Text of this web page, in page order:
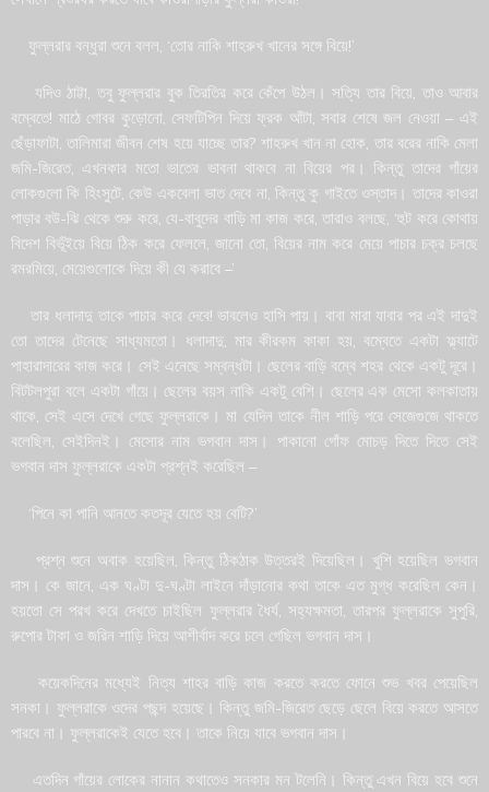
ফুল্লরার বন্ধুরা শুনে বলল, ‘তোর নাকি শাহরুখ খানের সঙ্গে বিয়ে!’
যদিও ঠাট্টা, তবু ফুল্লরার বুক তিরতির করে কেঁপে উঠল। সত্যি তার বিয়ে, তাও আবার
বম্বেতে! মাঠে গোবর কুড়োনো, সেফটিপিন দিয়ে ফ্রক আঁটা, সবার শেষে জল নেওয়া – এই
ছেঁড়াফাটা, তালিমারা জীবন শেষ হয়ে যাচ্ছে তার? শাহরুখ খান না হোক, তার বরের নাকি মেলা
জমি-জিরেত, এখনকার মতো ভাতের ভাবনা থাকবে না বিয়ের পর। কিন্তু তাদের গাঁয়ের
লোকগুলো কি হিংসুটে, কেউ একবেলা ভাত দেবে না, কিন্তু কু গাইতে ওস্তাদ। তাদের কাওরা
পাড়ার বউ-ঝি থেকে শুরু করে, যে-বাবুদের বাড়ি মা কাজ করে, তারাও বলছে, ‘হুট করে কোথায়
বিদেশ বিভূঁইয়ে বিয়ে ঠিক করে ফেললে, জানো তো, বিয়ের নাম করে মেয়ে পাচার চক্র চলছে
রমরমিয়ে, মেয়েগুলোকে দিয়ে কী যে করাবে –’
তার ধলাদাদু তাকে পাচার করে দেবে! ভাবলেও হাসি পায়। বাবা মারা যাবার পর এই দাদুই
তো তাদের টেনেছে সাধ্যমতো। ধলাদাদু, মার কীরকম কাকা হয়, বম্বেতে একটা ফ্ল্যাটে
পাহারাদারের কাজ করে। সেই এনেছে সম্বন্ধটা। ছেলের বাড়ি বম্বে শহর থেকে একটু দূরে।
বিটটলপুরা বলে একটা গাঁয়ে। ছেলের বয়স নাকি একটু বেশি। ছেলের এক মেসো কলকাতায়
থাকে, সেই এসে দেখে গেছে ফুল্লরাকে। মা যেদিন তাকে নীল শাড়ি পরে সেজেগুজে থাকতে
বলেছিল, সেইদিনই। মেসোর নাম ভগবান দাস। পাকানো গোঁফ মোচড় দিতে দিতে সেই
ভগবান দাস ফুল্লরাকে একটা প্রশ্নই করেছিল –
‘পিনে কা পানি আনতে কতদূর যেতে হয় বেটি?’
প্রশ্ন শুনে অবাক হয়েছিল, কিন্তু ঠিকঠাক উত্তরই দিয়েছিল। খুশি হয়েছিল ভগবান
দাস। কে জানে, এক ঘণ্টা দু-ঘণ্টা লাইনে দাঁড়ানোর কথা তাকে এত মুগ্ধ করেছিল কেন।
হয়তো সে পরখ করে দেখতে চাইছিল ফুল্লরার ধৈর্য, সহ্যক্ষমতা, তারপর ফুল্লরাকে সুপুরি,
রুপোর টাকা ও জরিন শাড়ি দিয়ে আশীর্বাদ করে চলে গেছিল ভগবান দাস।
কয়েকদিনের মধ্যেই নিত্য শাহর বাড়ি কাজ করতে করতে ফোনে শুভ খবর পেয়েছিল
সনকা। ফুল্লরাকে ওদের পছন্দ হয়েছে। কিন্তু জমি-জিরেত ছেড়ে ছেলে বিয়ে করতে আসতে
পারবে না। ফুল্লরাকেই যেতে হবে। তাকে নিয়ে যাবে ভগবান দাস।
এতদিন গাঁয়ের লোকের নানান কথাতেও সনকার মন টলেনি। কিন্তু এখন বিয়ে হবে শুনে